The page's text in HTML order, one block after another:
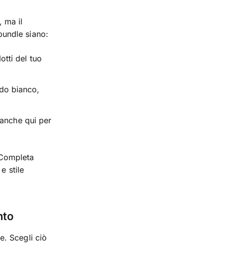
ma il
siano:
del tuo
bianco,
qui per
stile
Scegli ciò